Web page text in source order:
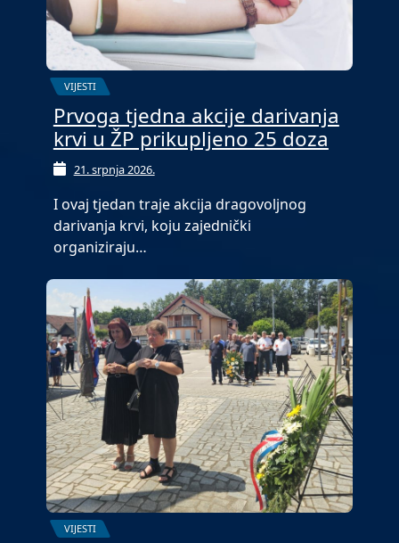
VIJESTI
Prvoga tjedna akcije darivanja
krvi u ŽP prikupljeno 25 doza
21. srpnja 2026.
I ovaj tjedan traje akcija dragovoljnog
darivanja krvi, koju zajednički
organiziraju…
VIJESTI